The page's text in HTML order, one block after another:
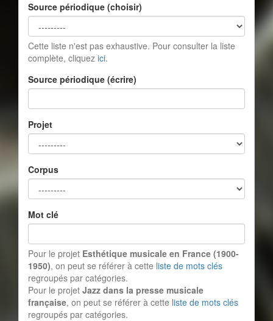
Source périodique (choisir)
Cette liste n'est pas exhaustive. Pour consulter la liste
complète, cliquez ici.
Source périodique (écrire)
Projet
Corpus
Mot clé
Pour le projet Esthétique musicale en France (1900-
1950), on peut se référer à cette liste de mots clés
regroupés par catégories.
Pour le projet Jazz dans la presse musicale
française, on peut se référer à cette liste de mots clés
regroupés par catégories.